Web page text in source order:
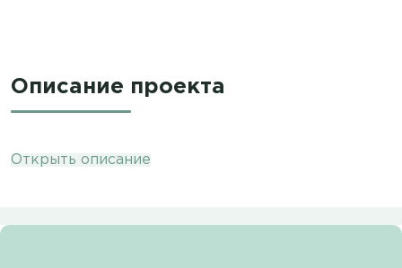
Описание проекта
Открыть описание